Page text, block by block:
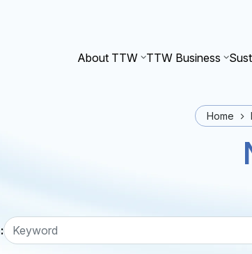
About TTW TTW Business
Home